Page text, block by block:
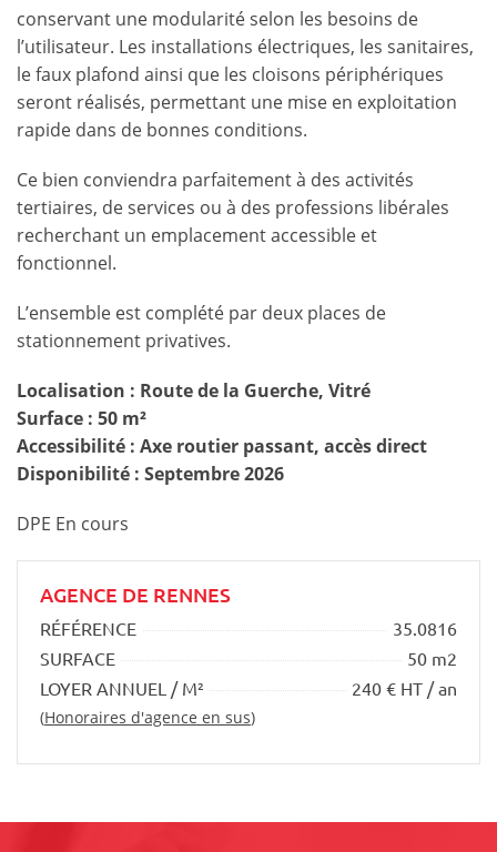
conservant une modularité selon les besoins de
l’utilisateur. Les installations électriques, les sanitaires,
le faux plafond ainsi que les cloisons périphériques
seront réalisés, permettant une mise en exploitation
rapide dans de bonnes conditions.
Ce bien conviendra parfaitement à des activités
tertiaires, de services ou à des professions libérales
recherchant un emplacement accessible et
fonctionnel.
L’ensemble est complété par deux places de
stationnement privatives.
Localisation : Route de la Guerche, Vitré
Surface : 50 m²
Accessibilité : Axe routier passant, accès direct
Disponibilité : Septembre 2026
DPE En cours
AGENCE DE RENNES
RÉFÉRENCE
35.0816
SURFACE
50 m2
LOYER ANNUEL / M²
240 € HT / an
(Honoraires d'agence en sus)